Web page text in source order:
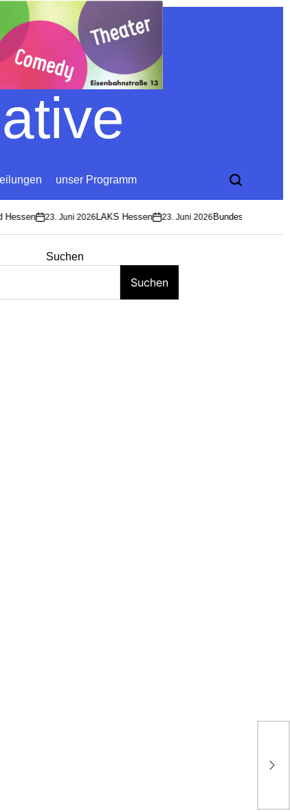
unser Programm
on
23. Juni 2026LAKS Hessenon
23. Juni 2026Bundesverband
Suchen
Suchen